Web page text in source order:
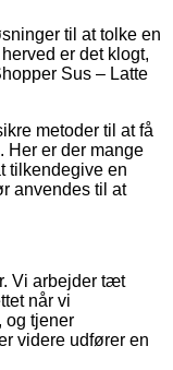
til at tolke en
er det klogt,
Sus – Latte
metoder til at få
Her er der mange
tilkendegive en
anvendes til at
Vi arbejder tæt
når vi
og tjener
videre udfører en